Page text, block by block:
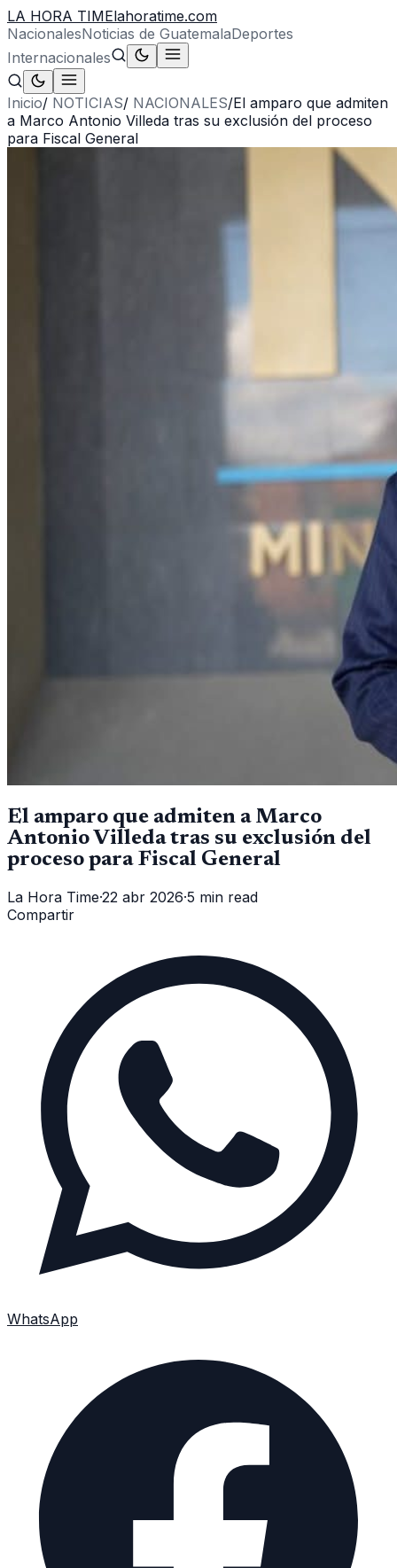
LA HORA TIMElahoratime.com
NacionalesNoticias de GuatemalaDeportes
Internacionales
Inicio/ NOTICIAS/ NACIONALES/El amparo que admiten
a Marco Antonio Villeda tras su exclusión del proceso
para Fiscal General
El amparo que admiten a Marco
Antonio Villeda tras su exclusión del
proceso para Fiscal General
La Hora Time·22 abr 2026·5 min read
Compartir
WhatsApp